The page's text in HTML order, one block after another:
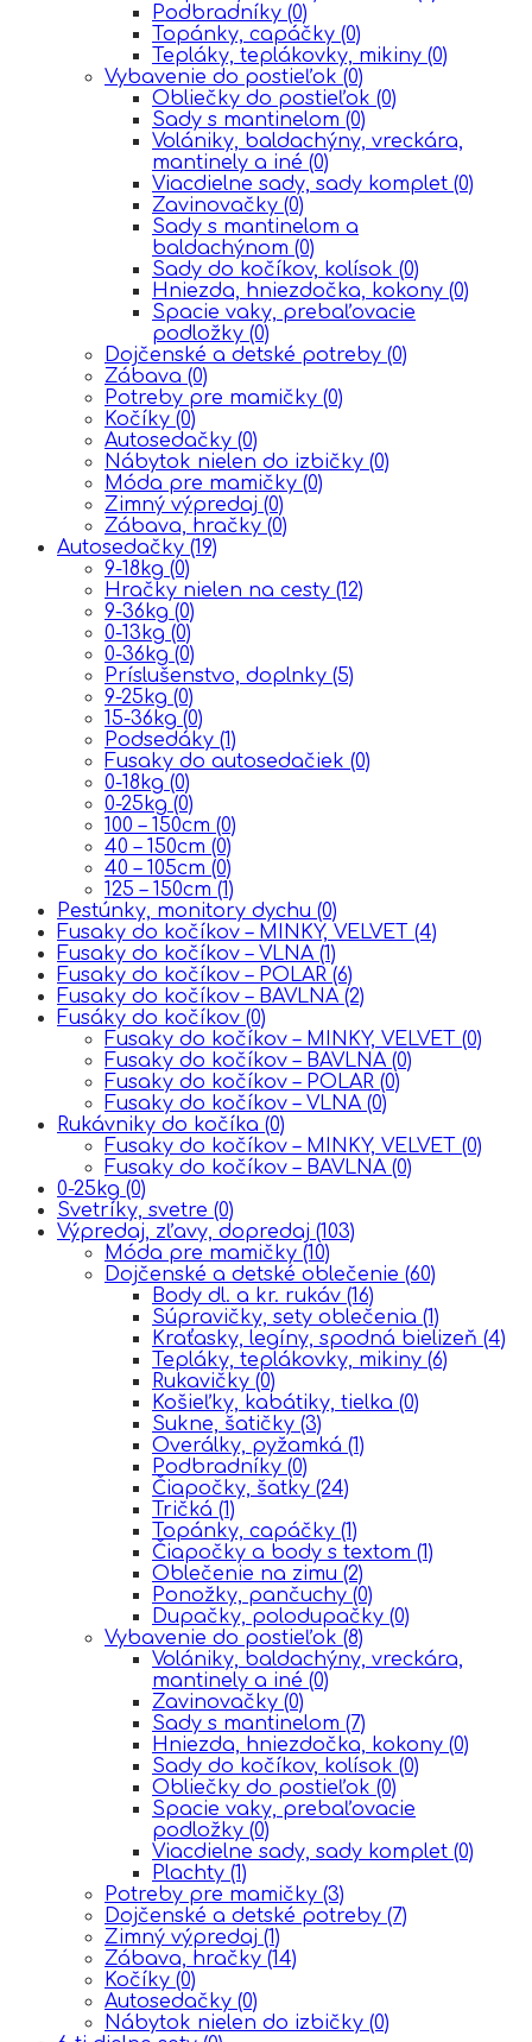
Podbradníky (0)
Topánky, capáčky (0)
Tepláky, teplákovky, mikiny (0)
Vybavenie do postieľok (0)
Obliečky do postieľok (0)
Sady s mantinelom (0)
Volániky, baldachýny, vreckára,
mantinely a iné (0)
Viacdielne sady, sady komplet (0)
Zavinovačky (0)
Sady s mantinelom a
baldachýnom (0)
Sady do kočíkov, kolísok (0)
Hniezda, hniezdočka, kokony (0)
Spacie vaky, prebaľovacie
podložky (0)
Dojčenské a detské potreby (0)
Zábava (0)
Potreby pre mamičky (0)
Kočíky (0)
Autosedačky (0)
Nábytok nielen do izbičky (0)
Móda pre mamičky (0)
Zimný výpredaj (0)
Zábava, hračky (0)
Autosedačky (19)
9-18kg (0)
Hračky nielen na cesty (12)
9-36kg (0)
0-13kg (0)
0-36kg (0)
Príslušenstvo, doplnky (5)
9-25kg (0)
15-36kg (0)
Podsedáky (1)
Fusaky do autosedačiek (0)
0-18kg (0)
0-25kg (0)
100 – 150cm (0)
40 – 150cm (0)
40 – 105cm (0)
125 – 150cm (1)
Pestúnky, monitory dychu (0)
Fusaky do kočíkov – MINKY, VELVET (4)
Fusaky do kočíkov – VLNA (1)
Fusaky do kočíkov – POLAR (6)
Fusaky do kočíkov – BAVLNA (2)
Fusáky do kočíkov (0)
Fusaky do kočíkov – MINKY, VELVET (0)
Fusaky do kočíkov – BAVLNA (0)
Fusaky do kočíkov – POLAR (0)
Fusaky do kočíkov – VLNA (0)
Rukávniky do kočíka (0)
Fusaky do kočíkov – MINKY, VELVET (0)
Fusaky do kočíkov – BAVLNA (0)
0-25kg (0)
Svetríky, svetre (0)
Výpredaj, zľavy, dopredaj (103)
Móda pre mamičky (10)
Dojčenské a detské oblečenie (60)
Body dl. a kr. rukáv (16)
Súpravičky, sety oblečenia (1)
Kraťasky, legíny, spodná bielizeň (4)
Tepláky, teplákovky, mikiny (6)
Rukavičky (0)
Košieľky, kabátiky, tielka (0)
Sukne, šatičky (3)
Overálky, pyžamká (1)
Podbradníky (0)
Čiapočky, šatky (24)
Tričká (1)
Topánky, capáčky (1)
Čiapočky a body s textom (1)
Oblečenie na zimu (2)
Ponožky, pančuchy (0)
Dupačky, polodupačky (0)
Vybavenie do postieľok (8)
Volániky, baldachýny, vreckára,
mantinely a iné (0)
Zavinovačky (0)
Sady s mantinelom (7)
Hniezda, hniezdočka, kokony (0)
Sady do kočíkov, kolísok (0)
Obliečky do postieľok (0)
Spacie vaky, prebaľovacie
podložky (0)
Viacdielne sady, sady komplet (0)
Plachty (1)
Potreby pre mamičky (3)
Dojčenské a detské potreby (7)
Zimný výpredaj (1)
Zábava, hračky (14)
Kočíky (0)
Autosedačky (0)
Nábytok nielen do izbičky (0)